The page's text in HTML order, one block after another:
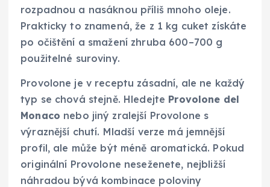
rozpadnou a nasáknou příliš mnoho oleje.
Prakticky to znamená, že z 1 kg cuket získáte
po očištění a smažení zhruba 600–700 g
použitelné suroviny.
Provolone je v receptu zásadní, ale ne každý
typ se chová stejně. Hledejte Provolone del
Monaco nebo jiný zralejší Provolone s
výraznější chutí. Mladší verze má jemnější
profil, ale může být méně aromatická. Pokud
originální Provolone neseženete, nejbližší
náhradou bývá kombinace poloviny